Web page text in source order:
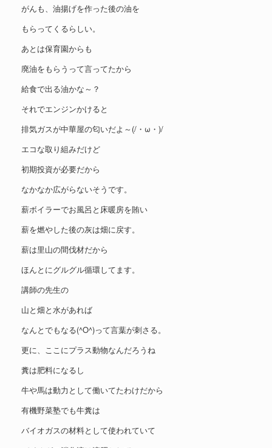
がんも、油揚げを作った後の油を
もらってくるらしい。
あとは保育園からも
廃油をもらうって言ってたから
給食で出る油かな～？
それでエンジンかけると
排気ガスが中華屋の匂いだよ～(/・ω・)/
エコな取り組みだけど
初期投資が必要だから
なかなか広がらないそうです。
薪ボイラーでお風呂と床暖房を賄い
薪を燃やした後の灰は畑に戻す。
薪は里山の間伐材だから
ほんとにグルグル循環してます。
講師の先生の
山と畑と水があれば
なんとでもなる(^O^)って言葉が刺さる。
更に、ここにプラス動物なんだろうね
糞は肥料になるし
牛や馬は動力として働いてたわけだから
有機野菜塾でも牛糞は
バイオガスの材料として使われていて